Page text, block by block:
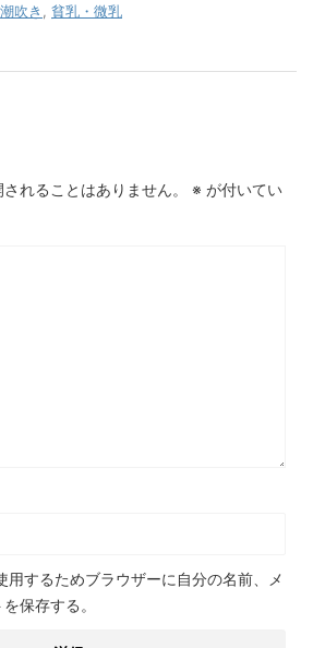
潮吹き 貧乳・微乳
れることはありません。 ※ が付いてい
用するためブラウザーに自分の名前、メ
保存する。